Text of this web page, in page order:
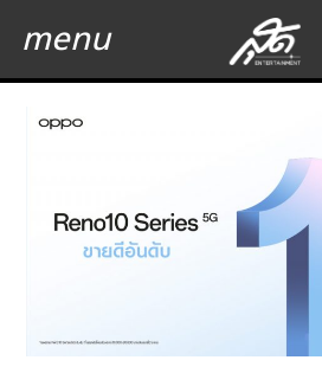
menu